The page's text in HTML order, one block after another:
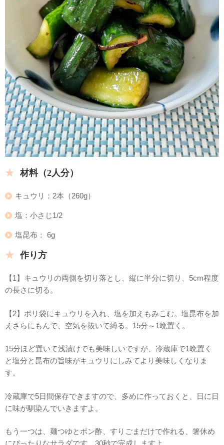
材料（2人分）
キュウリ：2本（260g）
塩：小さじ1/2
塩昆布： 6g
作り方
【1】キュウリの両側を切り落とし、縦に半分に切り、5cm程度
の長さに切る。
【2】ポリ袋にキュウリを入れ、塩を加えもみこむ。塩昆布を加
えさらにもんで、空気を抜いて縛る。15分～1晩置く。
15分ほど置いて浅漬けでも美味しいですが、冷蔵庫で1晩置く
と塩分と昆布の旨味がキュウリにしみてより美味しくなりま
す。
冷蔵庫で5日間保存できますので、多めに作っておくと、日に日
に味が馴染んでいきますよ。
もう一つは、麺つゆとポン酢、すりごまだけで作れる、箸休め